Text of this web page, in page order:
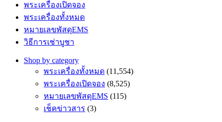
พระเครื่องเปิดจอง
พระเครื่องทั้งหมด
หมายเลขพัสดุEMS
วิธีการเช่าบูชา
Shop by category
พระเครื่องทั้งหมด (11,554)
พระเครื่องเปิดจอง (8,525)
หมายเลขพัสดุEMS (115)
เช็คข่าวสาร (3)